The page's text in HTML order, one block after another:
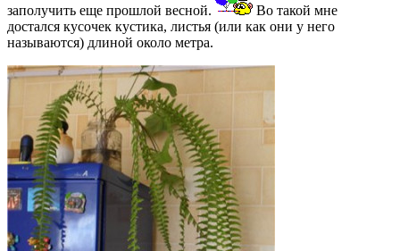
заполучить еще прошлой весной.
Во такой мне
достался кусочек кустика, листья (или как они у него
называются) длиной около метра.